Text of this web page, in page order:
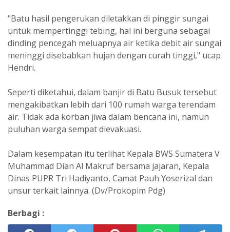
"Batu hasil pengerukan diletakkan di pinggir sungai
untuk mempertinggi tebing, hal ini berguna sebagai
dinding pencegah meluapnya air ketika debit air sungai
meninggi disebabkan hujan dengan curah tinggi," ucap
Hendri.
Seperti diketahui, dalam banjir di Batu Busuk tersebut
mengakibatkan lebih dari 100 rumah warga terendam
air. Tidak ada korban jiwa dalam bencana ini, namun
puluhan warga sempat dievakuasi.
Dalam kesempatan itu terlihat Kepala BWS Sumatera V
Muhammad Dian Al Makruf bersama jajaran, Kepala
Dinas PUPR Tri Hadiyanto, Camat Pauh Yoserizal dan
unsur terkait lainnya. (Dv/Prokopim Pdg)
Berbagi :